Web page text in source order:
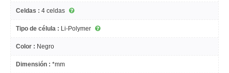
Celdas : 4 celdas
Tipo de célula : Li-Polymer
Color : Negro
Dimensión : *mm